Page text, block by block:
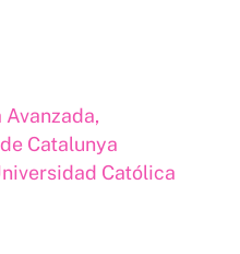
Catalunya
Católica